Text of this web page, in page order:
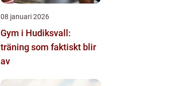
08 januari 2026
Gym i Hudiksvall:
träning som faktiskt blir
av